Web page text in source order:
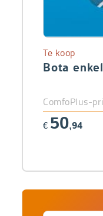
Bota
Te koop
ComfoPlus-
€ 50,94